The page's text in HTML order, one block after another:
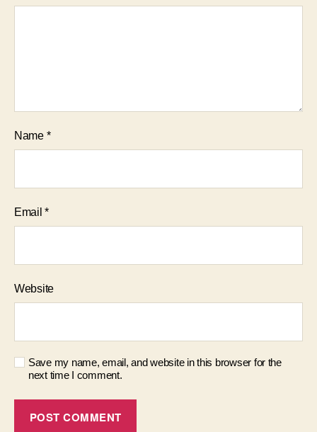
Name *
Email*
Website
Save my name, email, and website in this browser for the
next time I comment.